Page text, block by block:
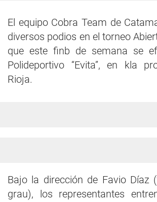
El equipo Cobra Team de
diversos podios en el torneo
que este finb de semana se
Polideportivo “Evita”, en kla
Rioja.
Bajo la dirección de Favio Díaz
grau), los representantes